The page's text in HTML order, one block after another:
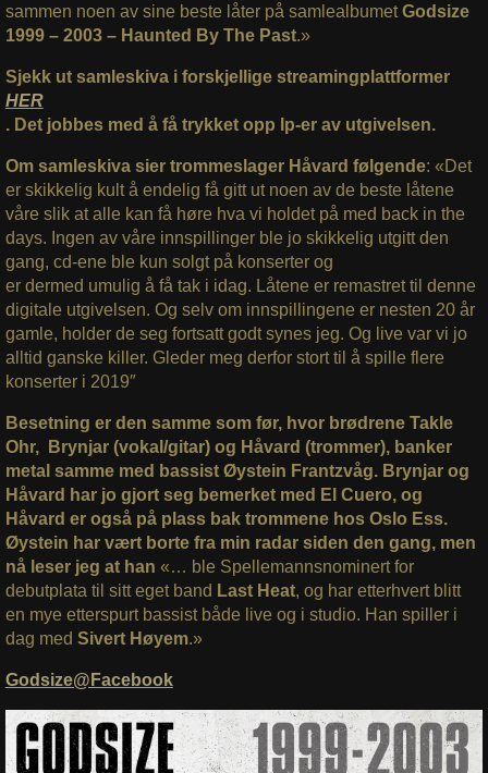
sammen noen av sine beste låter på samlealbumetGodsize
1999 – 2003 – Haunted By The Past.»
Sjekk ut samleskiva i forskjellige streamingplattformer
HER
. Det jobbes med å få trykket opp lp-er av utgivelsen.
Om samleskiva sier trommeslager Håvard følgende: «Det
er skikkelig kult å endelig få gitt ut noen av de beste låtene
våre slik at alle kan få høre hva vi holdet på med back in the
days. Ingen av våre innspillinger ble jo skikkelig utgitt den
gang, cd-ene ble kun solgt på konserter og
er dermed umulig å få tak i idag. Låtene er remastret til denne
digitale utgivelsen. Og selv om innspillingene er nesten 20 år
gamle, holder de seg fortsatt godt synes jeg. Og live var vi jo
alltid ganske killer. Gleder meg derfor stort til å spille flere
konserter i 2019″
Besetning er den samme som før, hvor brødrene Takle
Ohr, Brynjar (vokal/gitar) og Håvard (trommer), banker
metal samme med bassist Øystein Frantzvåg. Brynjar og
Håvard har jo gjort seg bemerket med El Cuero, og
Håvard er også på plass bak trommene hos Oslo Ess.
Øystein har vært borte fra min radar siden den gang, men
nå leser jeg at han «… ble Spellemannsnominert for
debutplata til sitt eget band Last Heat, og har etterhvert blitt
en mye etterspurt bassist både live og i studio. Han spiller i
dag med Sivert Høyem.»
Godsize@Facebook